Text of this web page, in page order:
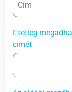
Esetleg
címét